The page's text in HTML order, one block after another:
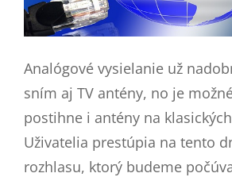
Analógové vysielanie už
sním aj TV antény, no je
postihne i antény na
Uživatelia prestúpia na tento
rozhlasu, ktorý budeme